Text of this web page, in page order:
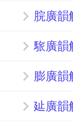
脘廣韻
䮉廣韻
膨廣韻
㢟廣韻